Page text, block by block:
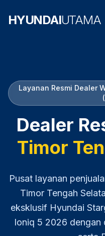
HYUNDAIUTAMA
Layanan Resmi Dealer
Dealer
Timor
Pusat layanan
Timor Tengah
eksklusif Hyundai
Ioniq 5 2026 dengan